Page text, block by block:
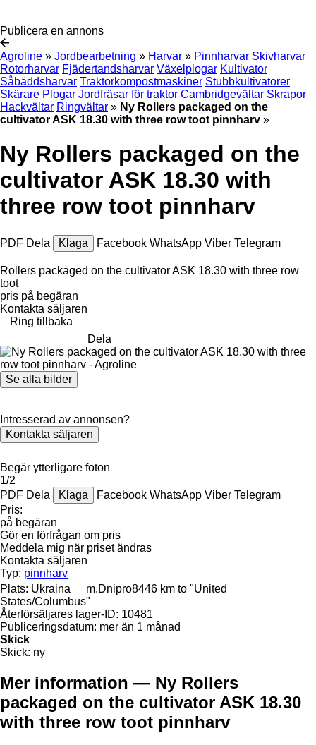
Publicera en annons
Agroline » Jordbearbetning » Harvar » Pinnharvar Skivharvar
Rotorharvar Fjädertandsharvar Växelplogar Kultivator
Såbäddsharvar Traktorkompostmaskiner Stubbkultivatorer
Skärare Plogar Jordfräsar för traktor Cambridgevältar Skrapor
Hackvältar Ringvältar » Ny Rollers packaged on the
cultivator ASK 18.30 with three row toot pinnharv »
Ny Rollers packaged on the
cultivator ASK 18.30 with
three row toot pinnharv
PDF Dela Klaga Facebook WhatsApp Viber Telegram
Rollers packaged on the cultivator ASK 18.30 with three row
toot
pris på begäran
Kontakta säljaren
Ring tillbaka
Dela
Se alla bilder
Intresserad av annonsen?
Kontakta säljaren
Begär ytterligare foton
1/2
PDF Dela Klaga Facebook WhatsApp Viber Telegram
Pris:
på begäran
Gör en förfrågan om pris
Meddela mig när priset ändras
Kontakta säljaren
Typ: pinnharv
Plats: Ukraina m.Dnipro8446 km to "United
States/Columbus"
Återförsäljares lager-ID: 10481
Publiceringsdatum: mer än 1 månad
Skick
Skick: ny
Mer information — Ny Rollers
packaged on the cultivator ASK 18.30
with three row toot pinnharv